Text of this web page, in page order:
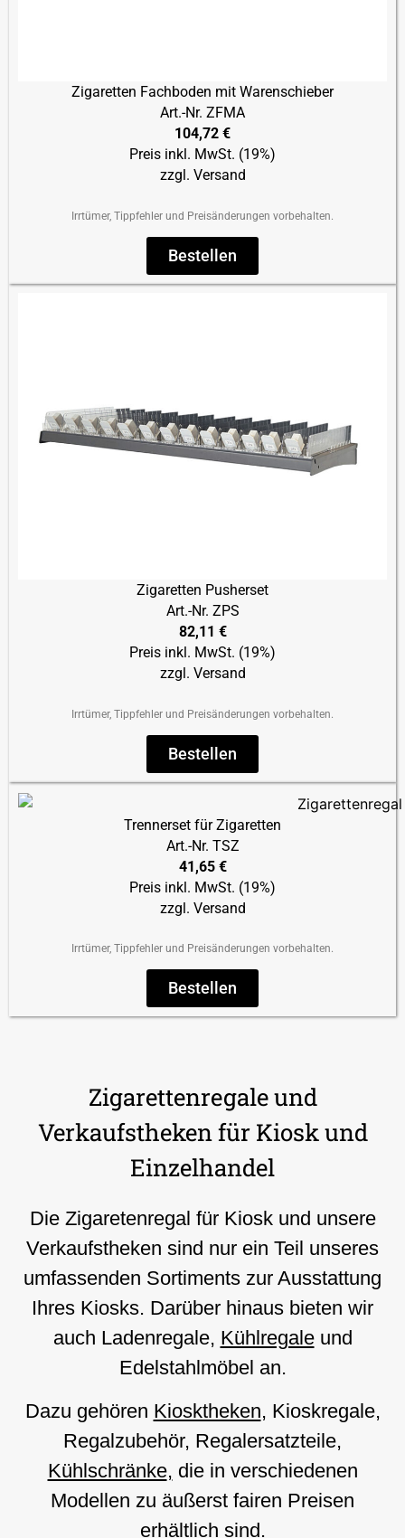
Zigaretten Fachboden mit Warenschieber
Art.-Nr. ZFMA
104,72 €
Preis inkl. MwSt. (19%)
zzgl. Versand
Irrtümer, Tippfehler und Preisänderungen vorbehalten.
Bestellen
Zigaretten Pusherset
Art.-Nr. ZPS
82,11 €
Preis inkl. MwSt. (19%)
zzgl. Versand
Irrtümer, Tippfehler und Preisänderungen vorbehalten.
Bestellen
Trennerset für Zigaretten
Art.-Nr. TSZ
41,65 €
Preis inkl. MwSt. (19%)
zzgl. Versand
Irrtümer, Tippfehler und Preisänderungen vorbehalten.
Bestellen
Zigarettenregale und
Verkaufstheken für Kiosk und
Einzelhandel
Die Zigaretenregal für Kiosk und unsere
Verkaufstheken sind nur ein Teil unseres
umfassenden Sortiments zur Ausstattung
Ihres Kiosks. Darüber hinaus bieten wir
auch Ladenregale, Kühlregaleund
Edelstahlmöbel an.
Dazu gehören Kiosktheken, Kioskregale,
Regalzubehör, Regalersatzteile,
Kühlschränke, die in verschiedenen
Modellen zu äußerst fairen Preisen
erhältlich sind.